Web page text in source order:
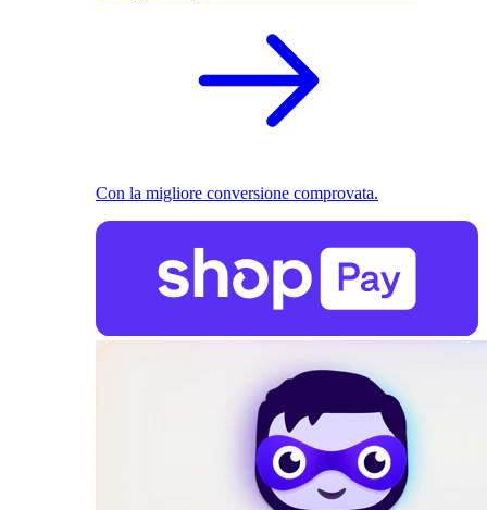
Con la migliore conversione comprovata.